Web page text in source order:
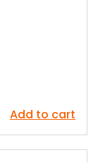
Add to cart